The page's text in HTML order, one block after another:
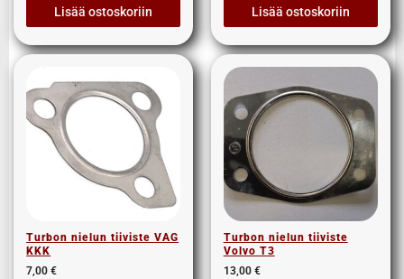
Lisää ostoskoriin Lisää ostoskoriin
Turbon nielun tiiviste VAG
KKK
7,00€
Turbon nielun tiiviste
Volvo T3
13,00 €